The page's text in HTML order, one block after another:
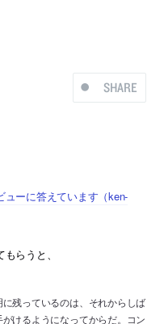
SHARE
ーに答えています（ken-
らうと、
残っているのは、それからしば
けるようになってからだ。コン